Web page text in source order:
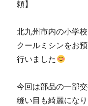
頼】
北九州市内の小学
クールミシンをお
行いました
今回は部品の一部
縫い目も綺麗にな